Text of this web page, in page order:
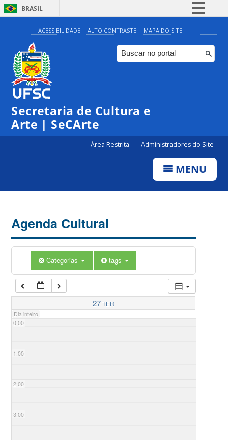
BRASIL
Simplifique!
Comunica BR
Participe
ACESSIBILIDADE ALTO CONTRASTE MAPA DO SITE
Secretaria de Cultura e
Arte | SeCArte
Área Restrita Administradores do Site
MENU
Agenda Cultural
Categorias tags
27TER
Dia inteiro
0:00
1:00
2:00
3:00